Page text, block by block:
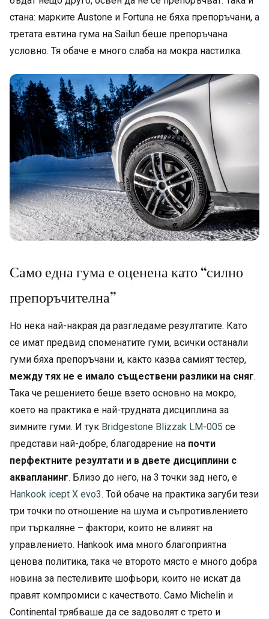
стана: марките Austone и Fortuna не бяха препоръчани, а
третата евтина гума на Sailun беше препоръчана
условно. Тя обаче е много слаба на мокра настилка.
Само една гума е оценена като “силно
препоръчителна”
Но нека най-накрая да разгледаме резултатите. Като
се имат предвид споменатите гуми, всички останали
гуми бяха препоръчани и, както казва самият тестер,
между тях не е имало съществени разлики на сняг.
Така че решението беше взето основно на мокро,
което на практика е най-трудната дисциплина за
зимните гуми. И тук Bridgestone Blizzak LM-005 се
представи най-добре, благодарение на почти
перфектните резултати и в двете дисциплини с
аквапланинг. Близо до него, на 3 точки зад него, е
Hankook icept X evo3. Той обаче на практика загуби тези
три точки по отношение на шума и съпротивлението
при търкаляне – фактори, които не влияят на
управлението. Hankook има много благоприятна
ценова политика, така че второто място е много добра
новина за пестеливите шофьори, които не искат да
правят компромиси с качеството. Само Michelin и
Continental трябваше да се задоволят с трето и